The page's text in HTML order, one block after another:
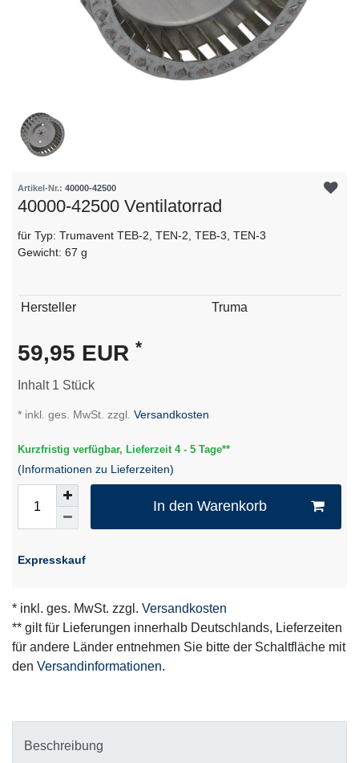
Artikel-Nr.: 40000-42500
40000-42500 Ventilatorrad
für Typ: Trumavent TEB-2, TEN-2, TEB-3, TEN-3
Gewicht: 67 g
Technisches
Wert
Hersteller Truma
59,95 EUR *
Inhalt 1 Stück
* inkl. ges. MwSt. zzgl. Versandkosten
Kurzfristig verfügbar, Lieferzeit 4 - 5 Tage**
(Informationen zu Lieferzeiten)
In den Warenkorb
Expresskauf
* inkl. ges. MwSt. zzgl. Versandkosten
** gilt für Lieferungen innerhalb Deutschlands, Lieferzeiten
für andere Länder entnehmen Sie bitte der Schaltfläche mit
den Versandinformationen.
Beschreibung